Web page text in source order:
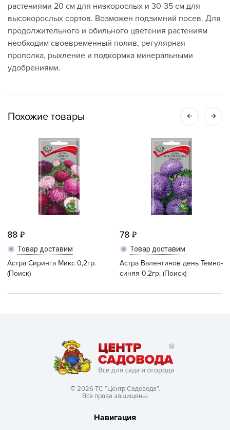
растениями 20 см для низкорослых и 30-35 см для
высокорослых сортов. Возможен подзимний посев. Для
продолжительного и обильного цветения растениям
необходим своевременный полив, регулярная
прополка, рыхление и подкормка минеральными
удобрениями.
Похожие товары
88
Товар доставим
Астра Сиринга Микс 0,2гр.
(Поиск)
78
Товар доставим
Астра Валентинов день Темно-
синяя 0,2гр. (Поиск)
© 2026 ТС “Центр Садовода”.
Все права защищены.
Навигация